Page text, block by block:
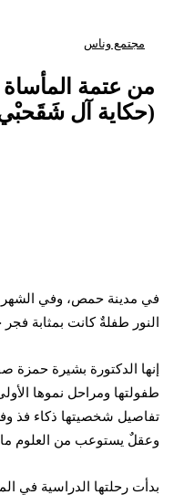
مجتمع وناس
من عتمة المأساة
(حكاية آل
النور طفلةٌ كانت بمثابة فجر
إنها الدكتورة بشيرة
طفولتها ومراحل نموها
تفاصيل شخصيتها ذكاء فذ
وعقلٌ يستوعب من العلوم ما
بدأت رحلتها الدراسية في